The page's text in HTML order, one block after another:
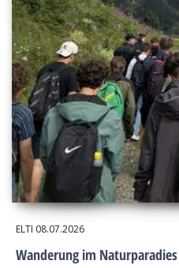
ELTI 08.07.2026
Wanderung im Naturparadies